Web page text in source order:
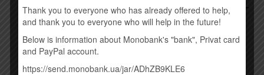
BON JOVI – BURNING
BRIDGES (2015)
260,00грн.
Купить
КОНТРАБАНДА.COM.UA –
DREAMER (2015)
260,00грн.
Thank you to everyone who has already offered to help,
and thank you to everyone who will help in the future!
Below is information about Monobank's "bank", Privat card
and PayPal account.
https://send.monobank.ua/jar/ADhZB9KLE6